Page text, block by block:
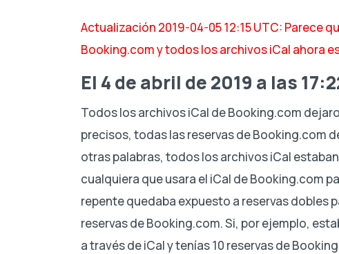
Actualización 2019-04-05 12:15 UTC: Parece
Booking.com y todos los archivos iCal ahora
El 4 de abril de 2019 a las
Todos los archivos iCal de Booking.com
precisos, todas las reservas de Booking.com
otras palabras, todos los archivos iCal
cualquiera que usara el iCal de Booking.com
repente quedaba expuesto a reservas dobles
reservas de Booking.com. Si, por ejemplo,
a través de iCal y tenías 10 reservas de